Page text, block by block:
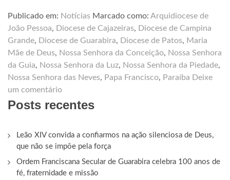
Publicado em: Notícias Marcado como: Arquidiocese de
João Pessoa, Diocese de Cajazeiras, Diocese de Campina
Grande, Diocese de Guarabira, Diocese de Patos, Maria
Mãe de Deus, Nossa Senhora da Conceição, Nossa Senhora
da Guia, Nossa Senhora da Luz, Nossa Senhora da Piedade,
Nossa Senhora das Neves, Papa Francisco, Paraíba Deixe
um comentário
Posts recentes
Leão XIV convida a confiarmos na ação silenciosa de Deus,
que não se impõe pela força
Ordem Franciscana Secular de Guarabira celebra 100 anos de
fé, fraternidade e missão